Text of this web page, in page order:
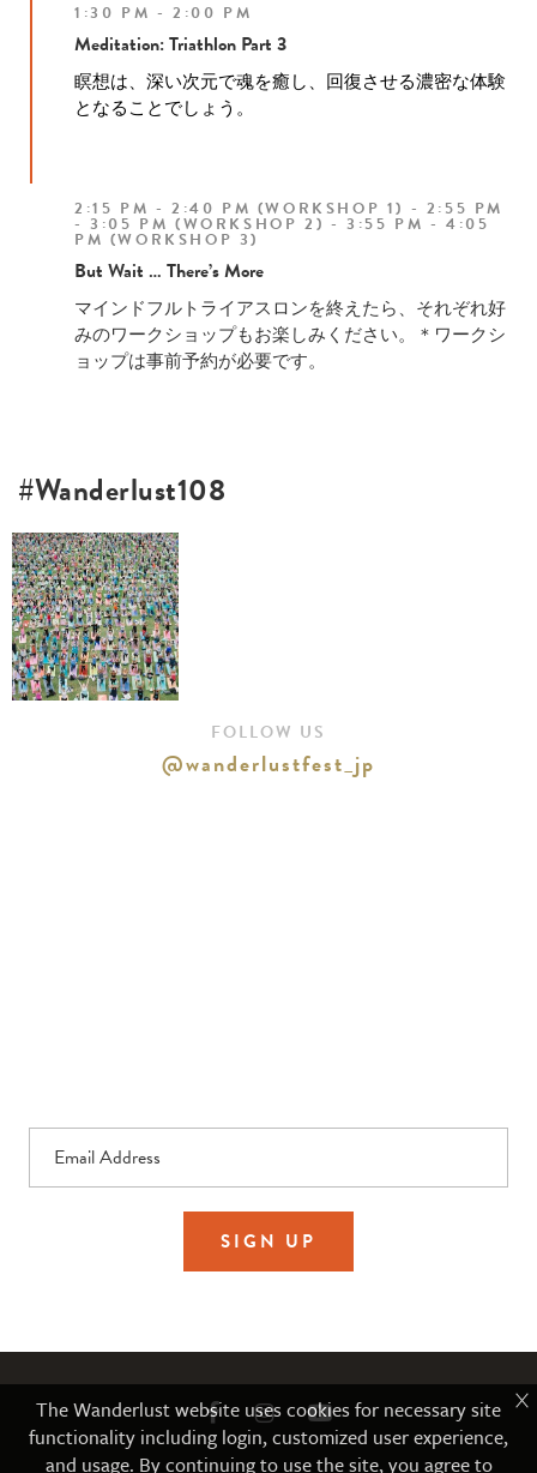
1:30 PM - 2:00 PM
Meditation: Triathlon Part 3
瞑想は、深い次元で魂を癒し、 回復させる濃密な体験
となることでしょう。
2:15 PM - 2:40 PM (WORKSHOP 1) - 2:55 PM
- 3:05 PM (WORKSHOP 2) - 3:55 PM - 4:05
PM (WORKSHOP 3)
But Wait … There’s More
マインドフルトライアスロンを終えたら、 それぞれ好
みのワークショップもお楽しみください。＊ワークシ
ョップは事前予約が必要です。
#Wanderlust108
FOLLOW US
@wanderlustfest_jp
Email Address
SIGN UP
The Wanderlust website uses cookies for necessary site
functionality including login, customized user experience,
and usage. By continuing to use the site, you agree to